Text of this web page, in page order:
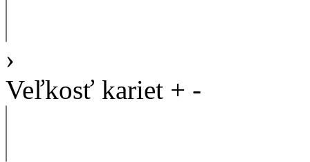
›
Veľkosť kariet + -